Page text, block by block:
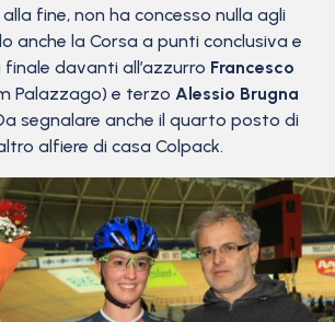
alla fine, non ha concesso nulla agli
anche la Corsa a punti conclusiva e
davanti all’azzurro Francesco
Palazzago) e terzo Alessio Brugna
segnalare anche il quarto posto di
alfiere di casa Colpack.